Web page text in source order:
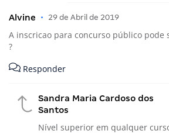
Alvine • 29 de Abril de 2019
A inscricao para concurso público
?
Responder
Sandra Maria Cardoso dos
Santos
Nível superior em qualquer